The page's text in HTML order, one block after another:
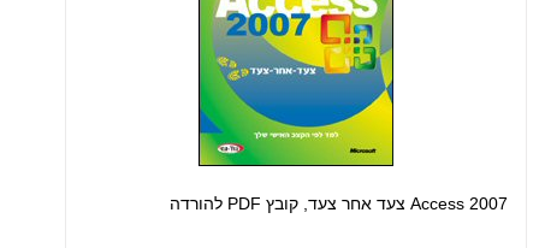
Access 2007 צעד אחר צעד, קובץ PDF להורדה